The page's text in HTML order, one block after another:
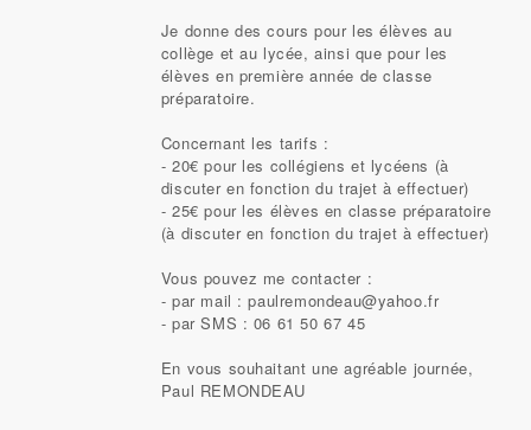
Je donne des cours pour les élèves au
collège et au lycée, ainsi que pour les
élèves en première année de classe
préparatoire.
Concernant les tarifs :
- 20€ pour les collégiens et lycéens (à
discuter en fonction du trajet à effectuer)
- 25€ pour les élèves en classe préparatoire
(à discuter en fonction du trajet à effectuer)
Vous pouvez me contacter :
- par mail :paulremondeau@yahoo.fr
- par SMS : 06 61 50 67 45
En vous souhaitant une agréable journée,
Paul REMONDEAU